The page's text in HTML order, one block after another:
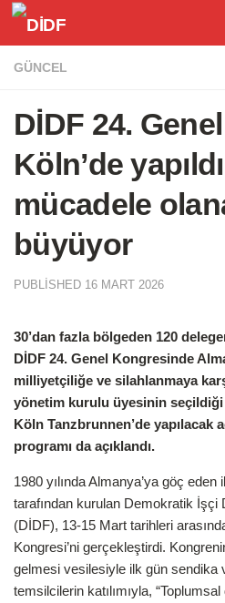
Skip to content
GÜNCEL
DİDF 24.
Köln’de
mücadele
büyüyor
PUBLISHED 16 MART 2026
30’dan fazla bölgeden 120
DİDF 24. Genel Kongresinde
milliyetçiliğe ve silahlanmaya
yönetim kurulu üyesinin seçildiği
Köln Tanzbrunnen’de yapılacak
programı da açıklandı.
1980 yılında Almanya’ya göç
tarafından kurulan Demokratik İşçi
(DİDF), 13-15 Mart tarihleri
Kongresi’ni gerçekleştirdi.
gelmesi vesilesiyle ilk gün sendika
temsilcilerin katılımıyla, “Toplumsal